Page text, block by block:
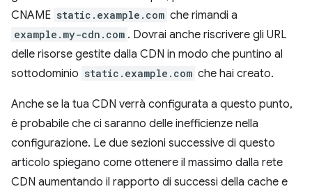
CNAME static.example.com che rimandi a
example.my-cdn.com . Dovrai anche riscrivere gli URL
delle risorse gestite dalla CDN in modo che puntino al
sottodominio static.example.com che hai creato.
Anche se la tua CDN verrà configurata a questo punto,
è probabile che ci saranno delle inefficienze nella
configurazione. Le due sezioni successive di questo
articolo spiegano come ottenere il massimo dalla rete
CDN aumentando il rapporto di successi della cache e